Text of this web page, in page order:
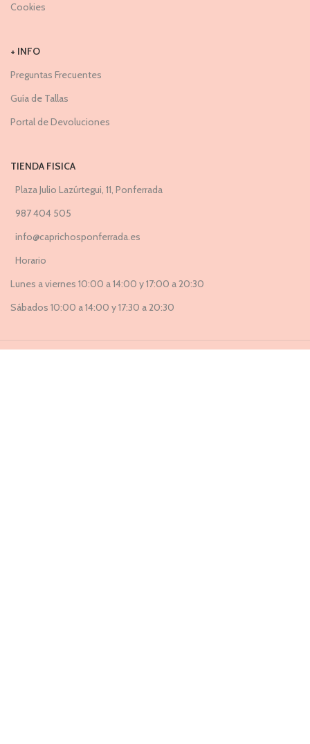
Cookies
+ INFO
Preguntas Frecuentes
Guía de Tallas
Portal de Devoluciones
TIENDA FISICA
Plaza Julio Lazúrtegui, 11, Ponferrada
987 404 505
info@caprichosponferrada.es
Horario
Lunes a viernes 10:00 a 14:00 y 17:00 a 20:30
Sábados 10:00 a 14:00 y 17:30 a 20:30